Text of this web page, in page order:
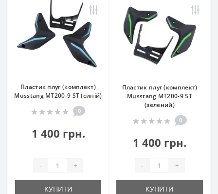
Пластик плуг (комплект)
Musstang МТ200-9 ST (синій)
0
1 400 грн.
- +
КУПИТИ
Пластик плуг (комплект)
Musstang МТ200-9 ST
(зелений)
0
1 400 грн.
- +
КУПИТИ